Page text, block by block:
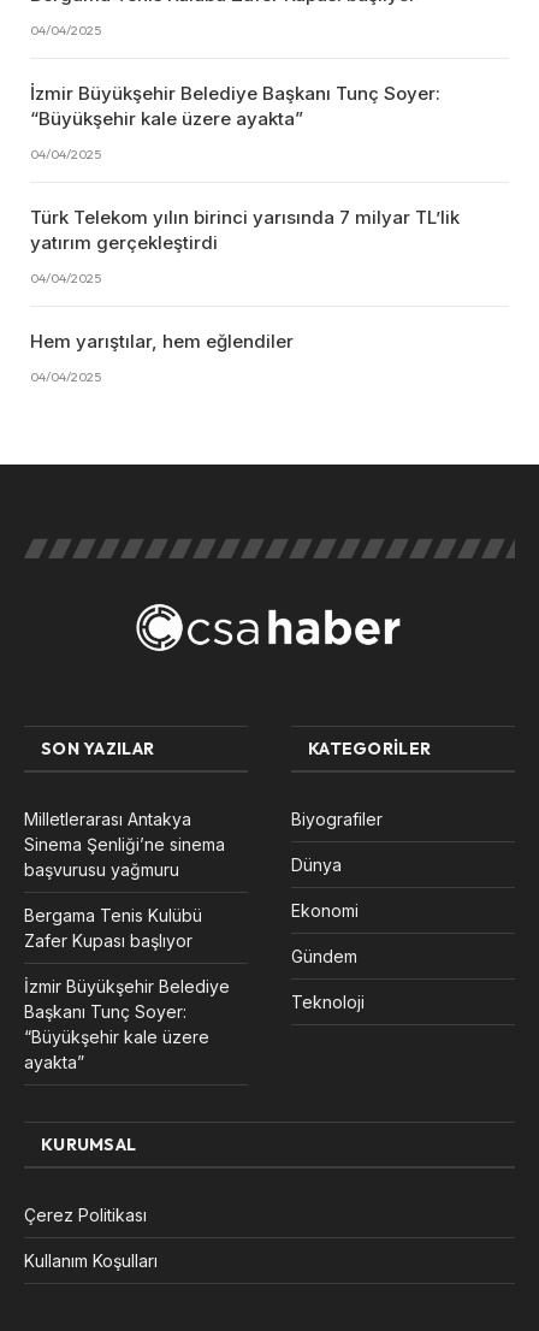
04/04/2025
İzmir Büyükşehir Belediye Başkanı Tunç Soyer:
“Büyükşehir kale üzere ayakta”
04/04/2025
Türk Telekom yılın birinci yarısında 7 milyar TL’lik
yatırım gerçekleştirdi
04/04/2025
Hem yarıştılar, hem eğlendiler
04/04/2025
SON YAZILAR
Milletlerarası Antakya
Sinema Şenliği’ne sinema
başvurusu yağmuru
Bergama Tenis Kulübü
Zafer Kupası başlıyor
İzmir Büyükşehir Belediye
Başkanı Tunç Soyer:
“Büyükşehir kale üzere
ayakta”
KATEGORILER
Biyografiler
Dünya
Ekonomi
Gündem
Teknoloji
KURUMSAL
Çerez Politikası
Kullanım Koşulları